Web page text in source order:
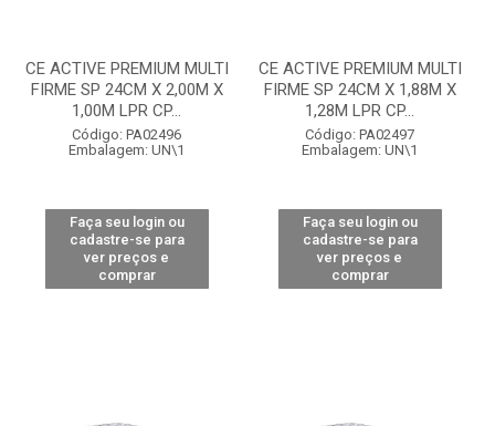
CE ACTIVE PREMIUM MULTI
FIRME SP 24CM X 2,00M X
1,00M LPR CP...
Código: PA02496
Embalagem: UN\1
Faça seu login ou
cadastre-se para
ver preços e
comprar
CE ACTIVE PREMIUM MULTI
FIRME SP 24CM X 1,88M X
1,28M LPR CP...
Código: PA02497
Embalagem: UN\1
Faça seu login ou
cadastre-se para
ver preços e
comprar